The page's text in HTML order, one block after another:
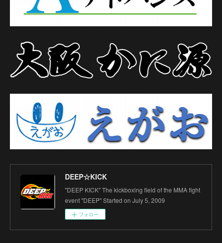
DEEP☆KICK
"DEEP KICK" The kickboxing field of the MMA fight
event "DEEP" Started on July 5, 2009
フォロー